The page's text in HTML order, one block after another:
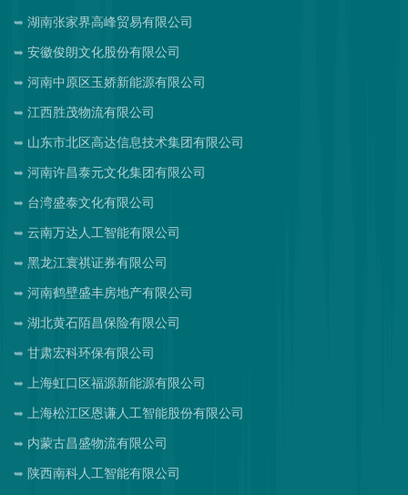
湖南张家界高峰贸易有限公司
安徽俊朗文化股份有限公司
河南中原区玉娇新能源有限公司
江西胜茂物流有限公司
山东市北区高达信息技术集团有限公司
河南许昌泰元文化集团有限公司
台湾盛泰文化有限公司
云南万达人工智能有限公司
黑龙江寰祺证券有限公司
河南鹤壁盛丰房地产有限公司
湖北黄石陌昌保险有限公司
甘肃宏科环保有限公司
上海虹口区福源新能源有限公司
上海松江区恩谦人工智能股份有限公司
内蒙古昌盛物流有限公司
陕西南科人工智能有限公司